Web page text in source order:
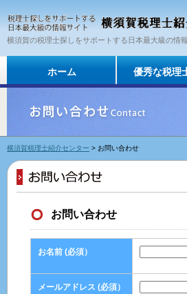
横須賀の税理士探しをサポートする日本最大級の情
ホーム 優秀な税理
横須賀税理士紹介センター > お問い合わせ
お問い合わせ
お名前 (必須）
メールアドレス (必須）